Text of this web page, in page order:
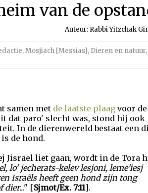
van de
Auteur: Rabbi Yitzchak
,Mosjiach [Messias], Dieren en natuur,
samen met de laatste plaag voor de
dat paro' slecht was, stond hij ook
In de dierenwereld bestaat een
de hond.
Jisrael liet gaan, wordt in de Tora
lo' jecherats-kelev lesjoni, leme'iesj
Israëls heeft geen hond zijn tong
dier..." [Sjmot/Ex. 7:11].